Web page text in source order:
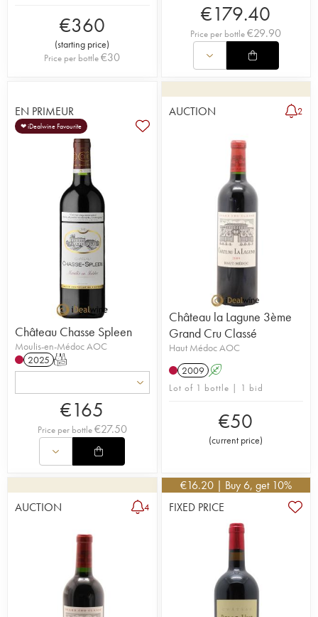
€360
(starting price)
Price per bottle€30
€179.40
Price per bottle€29.90
EN PRIMEUR
❤ iDealwine Favourite
Château Chasse Spleen
Moulis-en-Médoc AOC
2025 T
€165
Price per bottle€27.50
AUCTION 2
Château la Lagune 3ème
Grand Cru Classé
Haut Médoc AOC
2009 A
Lot of 1 bottle | 1 bid
€50
(current price)
AUCTION 4
€16.20 | Buy 6, get 10%
FIXED PRICE